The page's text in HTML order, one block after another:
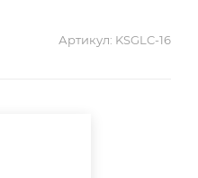
Артикул: KSGLC-16